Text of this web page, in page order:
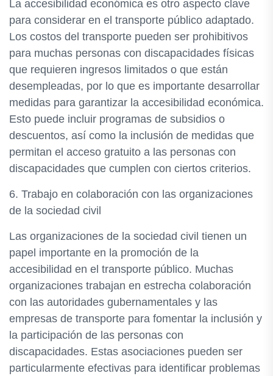
La accesibilidad económica es otro aspecto clave
para considerar en el transporte público adaptado.
Los costos del transporte pueden ser prohibitivos
para muchas personas con discapacidades físicas
que requieren ingresos limitados o que están
desempleadas, por lo que es importante desarrollar
medidas para garantizar la accesibilidad económica.
Esto puede incluir programas de subsidios o
descuentos, así como la inclusión de medidas que
permitan el acceso gratuito a las personas con
discapacidades que cumplen con ciertos criterios.
6. Trabajo en colaboración con las organizaciones
de la sociedad civil
Las organizaciones de la sociedad civil tienen un
papel importante en la promoción de la
accesibilidad en el transporte público. Muchas
organizaciones trabajan en estrecha colaboración
con las autoridades gubernamentales y las
empresas de transporte para fomentar la inclusión y
la participación de las personas con
discapacidades. Estas asociaciones pueden ser
particularmente efectivas para identificar problemas